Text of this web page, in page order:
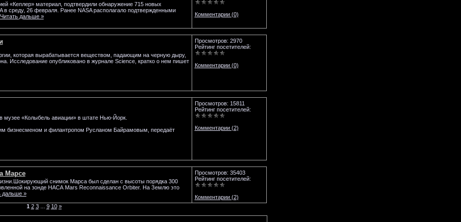
«Кеплер» материал, подтвердили обнаружение 715 новых
среду, 26 февраля. Ранее NASA располагало подтвержденными
Читать дальше » Комментарии (0)
которая вырабатывается веществом, падающим на черную дыру,
Исследование опубликовано в журнале Science, кратко о нем пишет
Просмотров: 2970
Рейтинг посетителей:
Комментарии (0)
музее «Колыбель авиации» в штате Нью-Йорк.
бизнесменом и филантропом Русланом Байрамовым, передаёт
Просмотров: 15811
Рейтинг посетителей:
Комментарии (2)
Марсе
снимок Марса был сделан с высоты порядка 300
на зонде НАСА Mars Reconnaissance Orbiter. На Землю это
дальше »
Просмотров: 35403
Рейтинг посетителей:
Комментарии (2)
1 2 3 9 10 »